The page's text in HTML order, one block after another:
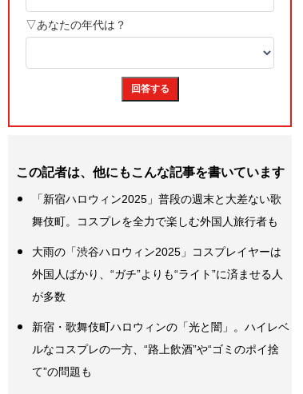
この記者は、他にもこんな記事を書いています
「新宿ハロウィン2025」普段の週末と大差ない歌
舞伎町。コスプレを全力で楽しむ外国人旅行者も
大雨の「渋谷ハロウィン2025」コスプレイヤーは
外国人ばかり、“ガチ”よりも“ライト”に済ませる人
が多数
新宿・歌舞伎町ハロウィンの「光と闇」。ハイレベ
ルなコスプレの一方、“路上飲酒”や“ゴミのポイ捨
て”の問題も